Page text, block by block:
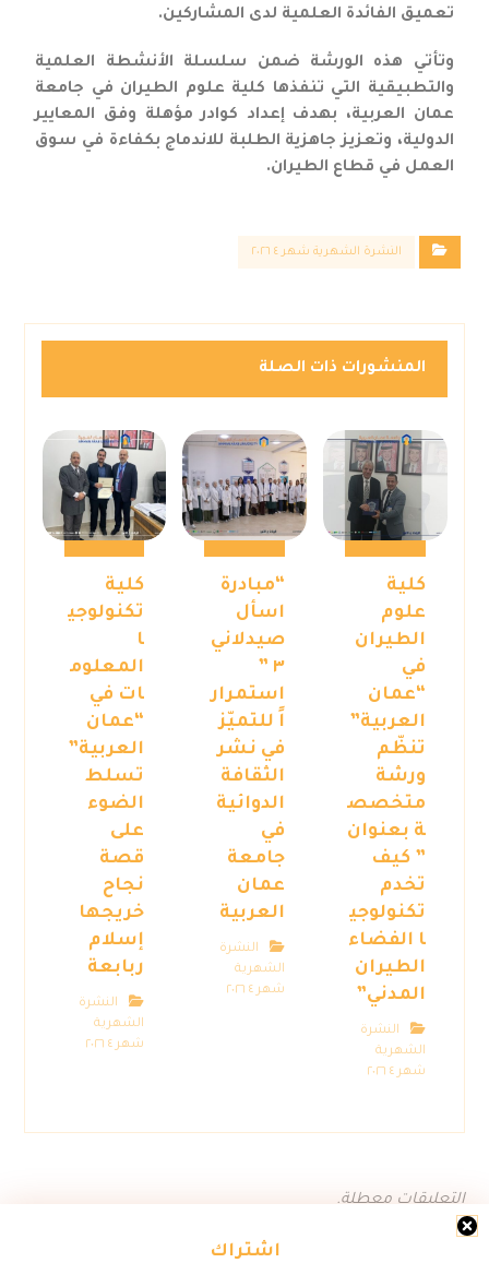
تعميق الفائدة العلمية لدى المشاركين.
وتأتي هذه الورشة ضمن سلسلة الأنشطة العلمية
والتطبيقية التي تنفذها كلية علوم الطيران في جامعة
عمان العربية، بهدف إعداد كوادر مؤهلة وفق المعايير
الدولية، وتعزيز جاهزية الطلبة للاندماج بكفاءة في سوق
العمل في قطاع الطيران.
اشتراك
النشرة الشهرية شهر ٤ ٢٠٢٦
المنشورات ذات الصلة
كلية
علوم
الطيران
في
“عمان
العربية”
تنظّم
ورشة
متخصص
ة بعنوان
” كيف
تخدم
تكنولوجي
ا الفضاء
الطيران
المدني”
النشرة
الشهرية
شهر ٤ ٢٠٢٦
“مبادرة
اسأل
صيدلاني
٣ ”
استمرار
اً للتميّز
في نشر
الثقافة
الدوائية
في
جامعة
عمان
العربية
النشرة
الشهرية
شهر ٤ ٢٠٢٦
كلية
تكنولوجي
ا
المعلوم
ات في
“عمان
العربية”
تسلط
الضوء
على
قصة
نجاح
خريجها
إسلام
ربابعة
النشرة
الشهرية
شهر ٤ ٢٠٢٦
التعليقات معطلة.